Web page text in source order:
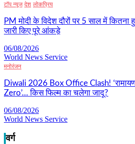
टॉप न्यूज देश लोकप्रिय
PM मोदी के विदेश दौरों पर 5 साल में
जारी किए पूरे आंकड़े
06/08/2026
World News Service
मनोरंजन
Diwali 2026 Box Office Clash!
Zero’… किस फिल्म का चलेगा जादू?
06/08/2026
World News Service
वर्ग